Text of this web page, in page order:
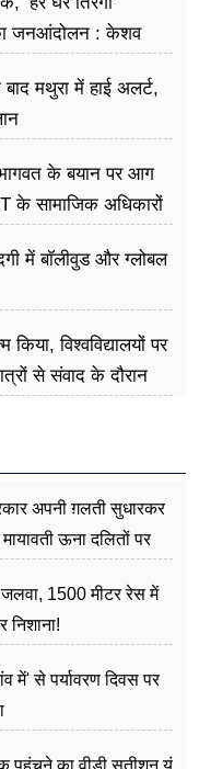
का जनआंदोलन : केशव
मथुरा में हाई अलर्ट,
के बयान पर आग
के सामाजिक अधिकारों
में बॉलीवुड और ग्लोबल
विश्वविद्यालयों पर
से संवाद के दौरान
अपनी ग़लती सुधारकर
ऊना दलितों पर
1500 मीटर रेस में
निशाना!
में' से पर्यावरण दिवस पर
पहुंचने का वीडी सतीशन यूं